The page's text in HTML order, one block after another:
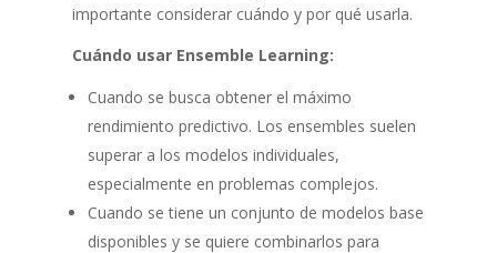
importante considerar cuándo y por qué usarla.
Cuándo usar Ensemble Learning:
Cuando se busca obtener el máximo
rendimiento predictivo. Los ensembles suelen
superar a los modelos individuales,
especialmente en problemas complejos.
Cuando se tiene un conjunto de modelos base
disponibles y se quiere combinarlos para